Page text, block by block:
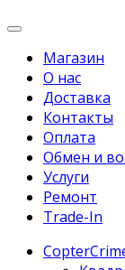
Переключить
Магазин
О нас
Доставка
Контакты
Оплата
Обмен и
Услуги
Ремонт
Trade-In